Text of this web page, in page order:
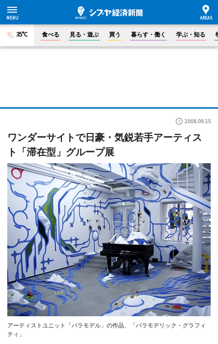
35°C 食べる 見る・遊ぶ 買う 暮らす・働く 学ぶ・知る
2008.09.15
ワンダーサイトで日豪・気鋭若手アーティス
ト「滞在型」グループ展
アーティストユニット「パラモデル」の作品、「パラモデリック・グラフィ
ティ」